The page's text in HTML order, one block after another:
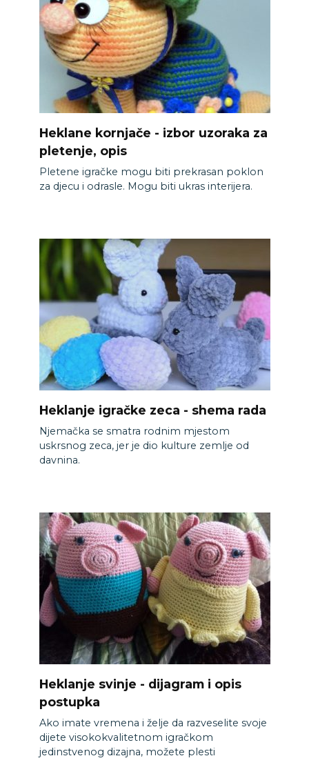
Heklane kornjače - izbor uzoraka za
pletenje, opis
Pletene igračke mogu biti prekrasan poklon
za djecu i odrasle. Mogu biti ukras interijera.
Heklanje igračke zeca - shema rada
Njemačka se smatra rodnim mjestom
uskrsnog zeca, jer je dio kulture zemlje od
davnina.
Heklanje svinje - dijagram i opis
postupka
Ako imate vremena i želje da razveselite svoje
dijete visokokvalitetnom igračkom
jedinstvenog dizajna, možete plesti